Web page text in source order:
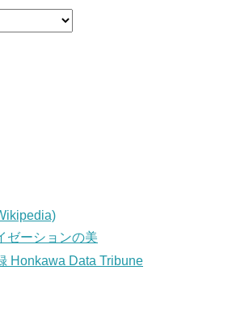
ゼーションの美
Honkawa Data Tribune